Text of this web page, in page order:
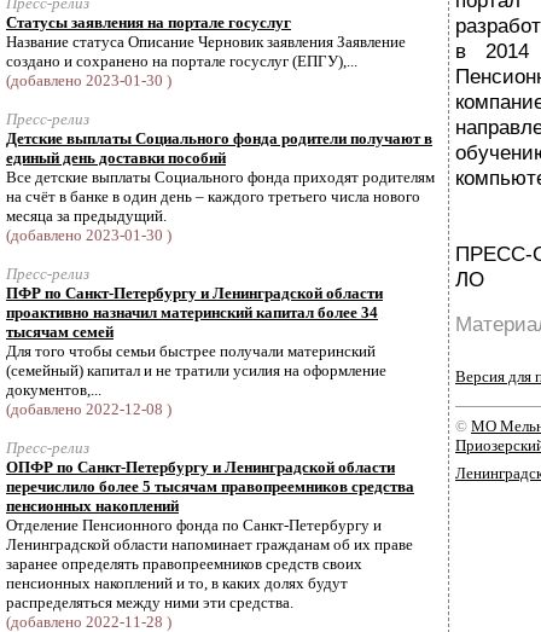
Статусы заявления на портале госуслуг
Название статуса Описание Черновик заявления Заявление
создано и сохранено на портале госуслуг (ЕПГУ),...
(добавлено 2023-01-30 )
Пресс-релиз
Детские выплаты Социального фонда родители получают в
единый день доставки пособий
Все детские выплаты Социального фонда приходят родителям
на счёт в банке в один день – каждого третьего числа нового
месяца за предыдущий.
(добавлено 2023-01-30 )
Пресс-релиз
ПФР по Санкт-Петербургу и Ленинградской области
проактивно назначил материнский капитал более 34
тысячам семей
Для того чтобы семьи быстрее получали материнский
(семейный) капитал и не тратили усилия на оформление
документов,...
(добавлено 2022-12-08 )
Пресс-релиз
ОПФР по Санкт-Петербургу и Ленинградской области
перечислило более 5 тысячам правопреемников средства
пенсионных накоплений
Отделение Пенсионного фонда по Санкт-Петербургу и
Ленинградской области напоминает гражданам об их праве
заранее определять правопреемников средств своих
пенсионных накоплений и то, в каких долях будут
распределяться между ними эти средства.
(добавлено 2022-11-28 )
в 2014
ЛО
Версия для
© МО